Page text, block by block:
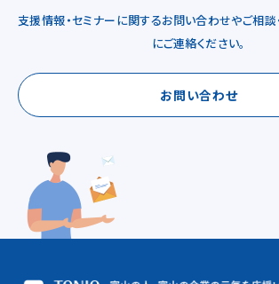
支援情報・セミナーに関するお問い合わせやご相談
にご連絡ください。
お問い合わせ